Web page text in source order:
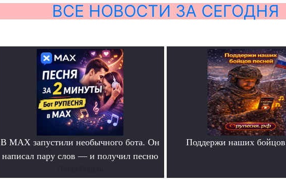
ВСЕ НОВОСТИ ЗА СЕГОДНЯ
В MAX запустили необычного бота. Он
написал пару слов — и получил песню
Поддержи наших бойцов